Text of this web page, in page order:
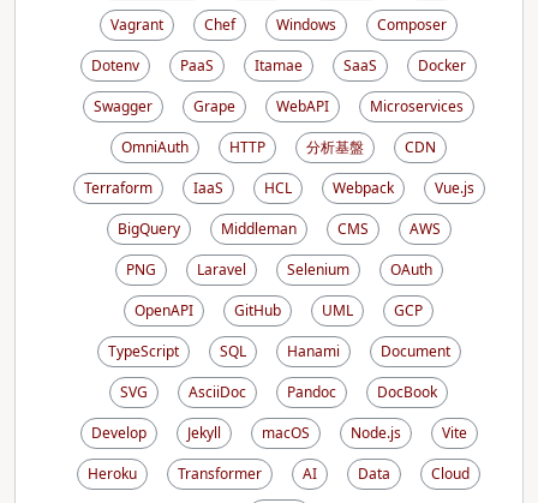
Vagrant
Chef Windows
Composer
Dotenv
PaaS Itamae SaaS
Docker
Swagger
Grape WebAPI
Microservices
OmniAuth
HTTP 分析基盤
CDN
Terraform
IaaS HCL Webpack
Vue.js
BigQuery
Middleman CMS
AWS
PNG
Laravel Selenium
OAuth
OpenAPI
GitHub UML
GCP
TypeScript
SQL Hanami
Document
SVG
AsciiDoc Pandoc
DocBook
Develop
Jekyll macOS Node.js
Vite
Heroku
Transformer AI Data
Cloud